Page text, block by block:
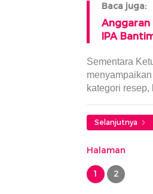
Baca juga:
Anggaran
IPA
Sementara
kategori
Selanjutnya
Halaman
1 2